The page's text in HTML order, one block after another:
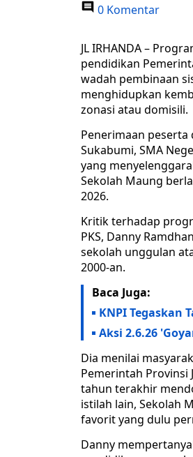
0 Komentar
JL IRHANDA –
pendidikan
wadah pembinaan
menghidupkan
zonasi atau domisili.
Penerimaan peserta
Sukabumi, SMA
yang
Sekolah Maung
2026.
Kritik terhadap
PKS, Danny
sekolah unggulan
2000-an.
Baca Juga:
KNPI Tegaskan
Aksi 2.6.26
Dia menilai
Pemerintah Provinsi
tahun terakhir
istilah lain, Sekolah
favorit yang dulu
Danny